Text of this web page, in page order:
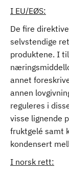
I EU/EØS:
De fire
selvstendige
produktene. I
annet
annen
reguleres i
visse lignende
fruktgelé samt
kondensert
I norsk rett: